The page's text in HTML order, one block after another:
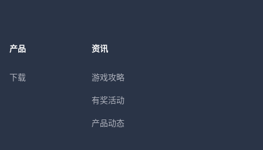
产品
下载
资讯
游戏攻略
有奖活动
产品动态